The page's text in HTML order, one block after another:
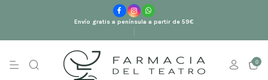
Envío gratis a península a partir de 59€
0